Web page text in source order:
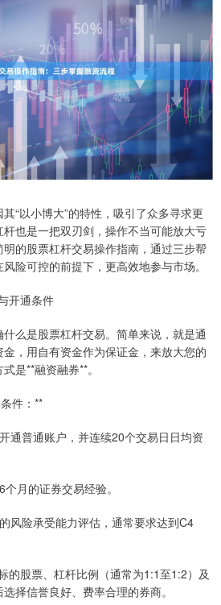
“以小博大”的特性，吸引了众多寻求更
也是一把双刃剑，操作不当可能放大亏
的股票杠杆交易操作指南，通过三步帮
险可控的前提下，更高效地参与市场。
开通条件
么是股票杠杆交易。简单来说，就是通
，用自有资金作为保证金，来放大您的
是**融资融券**。
件：**
通普通账户，并连续20个交易日日均资
月的证券交易经验。
风险承受能力评估，通常要求达到C4
的股票、杠杆比例（通常为1:1至1:2）及
择信誉良好、费率合理的券商。